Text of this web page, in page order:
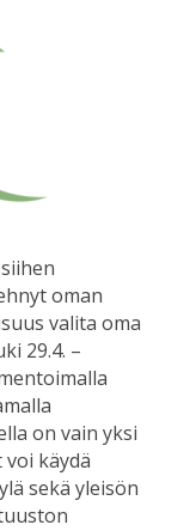
oman
valita oma
29.4. –
on vain yksi
käydä
sekä yleisön